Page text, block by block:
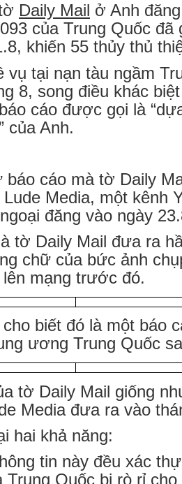
Daily Mail ở Anh
của Trung Quốc
khiến 55 thủy thủ
vụ tại nạn tàu ngầm
8, song điều khác
cáo được gọi là
của Anh.
báo cáo mà tờ Daily
Media, một kênh
đăng vào ngày
tờ Daily Mail đưa ra
chữ của bức ảnh
lên mạng trước đó.
cho biết đó là một báo
ương Trung Quốc
tờ Daily Mail giống
Media đưa ra vào
hai khả năng:
tin này đều xác
Trung Quốc bị rò rỉ